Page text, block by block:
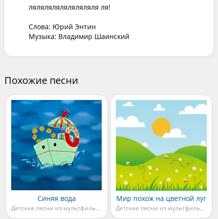
ляляляляляляляляля ля!
Слова: Юрий Энтин
Музыка: Владимир Шаинский
Похожие песни
Синяя вода
Детские песни из мультфильмов
Мир похож на цветной луг
Детские песни из мультфильмов